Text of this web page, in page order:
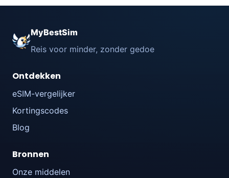
MyBestSim
Reis voor minder, zonder gedoe
Ontdekken
eSIM-vergelijker
Kortingscodes
Blog
Bronnen
Onze middelen